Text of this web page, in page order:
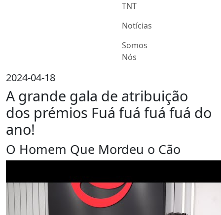
TNT
Notícias
Somos
Nós
2024-04-18
A grande gala de atribuição
dos prémios Fuá fuá fuá fuá do
ano!
O Homem Que Mordeu o Cão